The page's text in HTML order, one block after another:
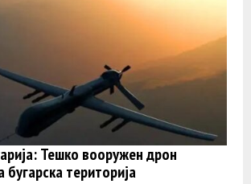
Тешко вооружен дрон
бугарска територија